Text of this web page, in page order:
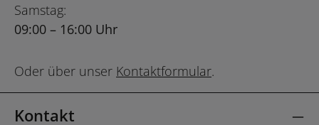
Samstag:
09:00 – 16:00 Uhr
Oder über unser Kontaktformular.
Kontakt